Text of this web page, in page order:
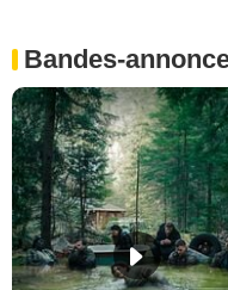
Bandes-